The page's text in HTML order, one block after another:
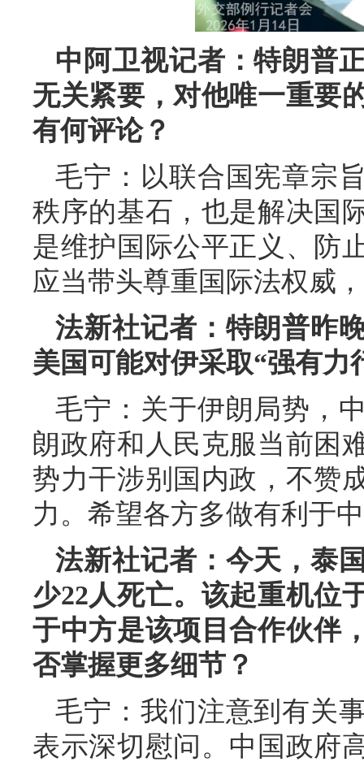
中阿卫视记者：特朗普
无关紧要，对他唯一重要
有何评论？
毛宁：以联合国宪章宗
秩序的基石，也是解决国
是维护国际公平正义、防
应当带头尊重国际法权威
法新社记者：特朗普昨
美国可能对伊采取“强有
毛宁：关于伊朗局势，
朗政府和人民克服当前困
势力干涉别国内政，不赞
力。希望各方多做有利于
法新社记者：今天，泰
少22人死亡。该起重机位
于中方是该项目合作伙伴
否掌握更多细节？
毛宁：我们注意到有关
表示深切慰问。中国政府